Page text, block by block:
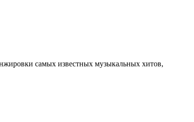
самых известных музыкальных хитов,